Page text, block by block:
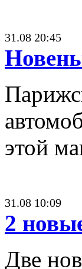
31.08 20:45
этой
31.08 10:09
2
Две